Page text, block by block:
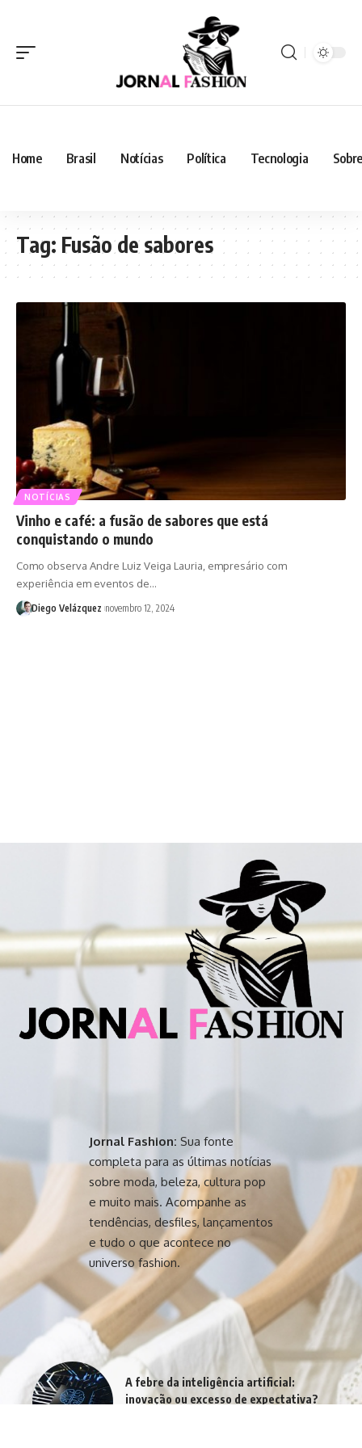
Home Brasil Notícias Política Tecnologia
Tag: Fusão de sabores
NOTÍCIAS
Vinho e café: a fusão de sabores que está
conquistando o mundo
Como observa Andre Luiz Veiga Lauria, empresário com
experiência em eventos de…
Diego Velázquez novembro 12, 2024
Jornal Fashion: Sua fonte
completa para as últimas notícias
sobre moda, beleza, cultura pop
e muito mais. Acompanhe as
tendências, desfiles, lançamentos
e tudo o que acontece no
universo fashion.
A febre da inteligência artificial:
inovação ou excesso de expectativa?